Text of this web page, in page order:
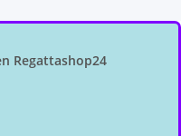
Regattashop24